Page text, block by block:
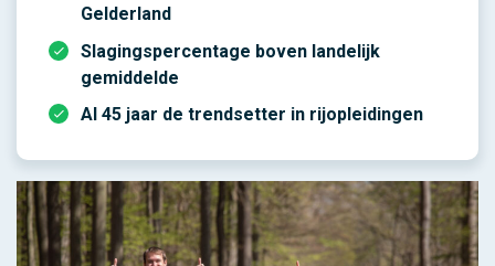
Gelderland
Slagingspercentage boven landelijk
gemiddelde
Al 45 jaar de trendsetter in rijopleidingen